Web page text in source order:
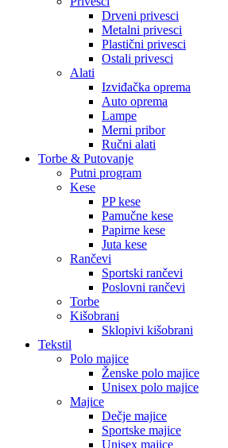
Drveni privesci
Metalni privesci
Plastični privesci
Ostali privesci
Alati
Izviđačka oprema
Auto oprema
Lampe
Merni pribor
Ručni alati
Torbe & Putovanje
Putni program
Kese
PP kese
Pamučne kese
Papirne kese
Juta kese
Rančevi
Sportski rančevi
Poslovni rančevi
Torbe
Kišobrani
Sklopivi kišobrani
Tekstil
Polo majice
Ženske polo majice
Unisex polo majice
Majice
Dečje majice
Sportske majice
Unisex majice